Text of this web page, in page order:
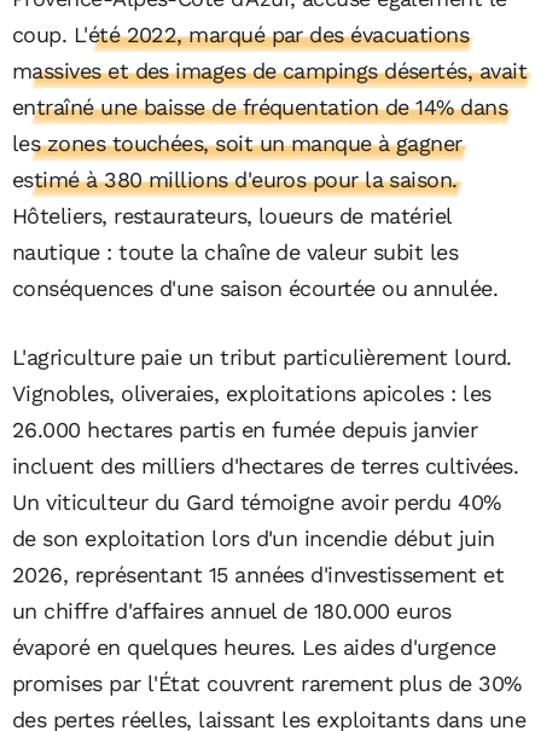
coup. L'été 2022, marqué par des évacuations
massives et des images de campings désertés, avait
entraîné une baisse de fréquentation de 14% dans
les zones touchées, soit un manque à gagner
estimé à 380 millions d'euros pour la saison.
Hôteliers, restaurateurs, loueurs de matériel
nautique : toute la chaîne de valeur subit les
conséquences d'une saison écourtée ou annulée.
L'agriculture paie un tribut particulièrement lourd.
Vignobles, oliveraies, exploitations apicoles : les
26.000 hectares partis en fumée depuis janvier
incluent des milliers d'hectares de terres cultivées.
Un viticulteur du Gard témoigne avoir perdu 40%
de son exploitation lors d'un incendie début juin
2026, représentant 15 années d'investissement et
un chiffre d'affaires annuel de 180.000 euros
évaporé en quelques heures. Les aides d'urgence
promises par l'État couvrent rarement plus de 30%
des pertes réelles, laissant les exploitants dans une